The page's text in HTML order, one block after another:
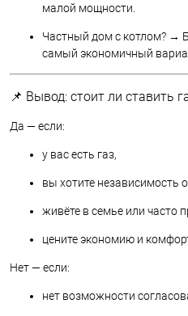
малой мощности.
Частный дом с котлом? →
самый экономичный
📌 Вывод: стоит ли ставить
Да — если:
у вас есть газ,
вы хотите независимость
живёте в семье или часто
цените экономию и
Нет — если:
нет возможности